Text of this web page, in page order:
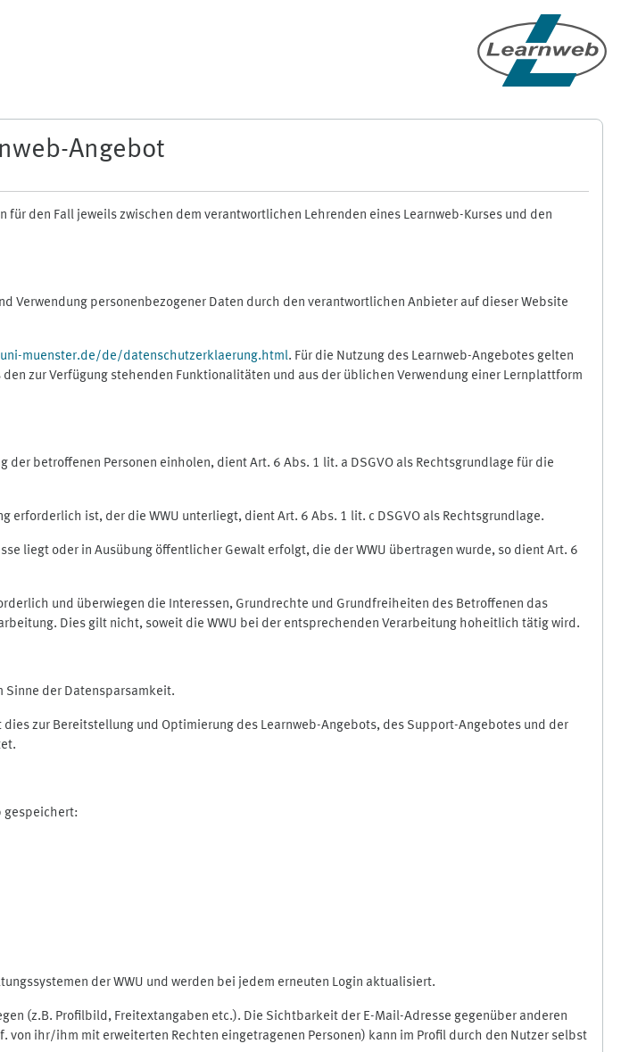
Angebot
den Fall jeweils zwischen dem verantwortlichen Lehrenden eines Learnweb-Kurses und den
Verwendung personenbezogener Daten durch den verantwortlichen Anbieter auf dieser Website
muenster.de/de/datenschutzerklaerung.html. Für die Nutzung des Learnweb-Angebotes gelten
zur Verfügung stehenden Funktionalitäten und aus der üblichen Verwendung einer Lernplattform
betroffenen Personen einholen, dient Art. 6 Abs. 1 lit. a DSGVO als Rechtsgrundlage für die
ist, der die WWU unterliegt, dient Art. 6 Abs. 1 lit. c DSGVO als Rechtsgrundlage.
liegt oder in Ausübung öffentlicher Gewalt erfolgt, die der WWU übertragen wurde, so dient Art. 6
und überwiegen die Interessen, Grundrechte und Grundfreiheiten des Betroffenen das
Dies gilt nicht, soweit die WWU bei der entsprechenden Verarbeitung hoheitlich tätig wird.
Sinne der Datensparsamkeit.
zur Bereitstellung und Optimierung des Learnweb-Angebots, des Support-Angebotes und der
gespeichert:
der WWU und werden bei jedem erneuten Login aktualisiert.
(z.B. Profilbild, Freitextangaben etc.). Die Sichtbarkeit der E-Mail-Adresse gegenüber anderen
ihr/ihm mit erweiterten Rechten eingetragenen Personen) kann im Profil durch den Nutzer selbst